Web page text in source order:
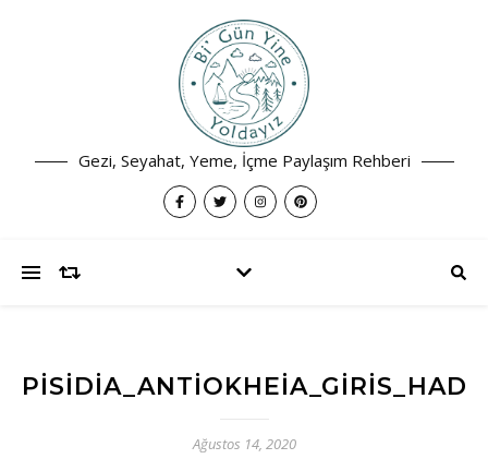
Gezi, Seyahat, Yeme, İçme Paylaşım Rehberi
Ağustos 14, 2020